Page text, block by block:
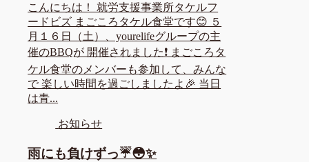
こんにちは！ 就労支援事業所タケルフ
ードビズ まごころタケル食堂です😊 ５
月１６日（土）、yourelifeグループの主
催のBBQが 開催されました❗ まごころタ
ケル食堂のメンバーも参加して、みんな
で 楽しい時間を過ごしましたよ🎉 当日
は青...
お知らせ
雨にも負けずっ☔😳✨